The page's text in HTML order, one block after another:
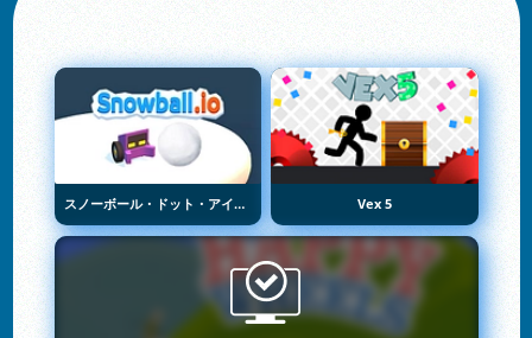
スノーボール・ドット・アイオー Vex 5